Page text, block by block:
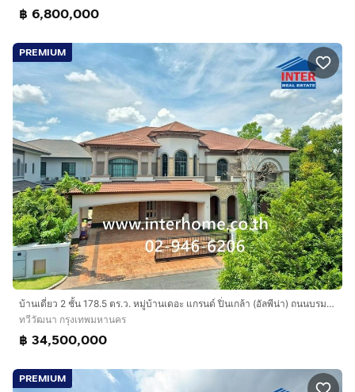
฿ 6,800,000
PREMIUM
บ้านเดี่ยว 2 ชั้น 178.5 ตร.ว. หมู่บ้านเดอะ แกรนด์ ปิ่นเกล้า (อัลพีน่า) ถนนบรมราชชนนี ถนนพุทธมณฑลสาย3-ศาลาธรรมสพน์ เขตทวีวัฒนา กรุงเทพมหานคร
ทวีวัฒนา กรุงเทพมหานคร
฿ 34,500,000
PREMIUM